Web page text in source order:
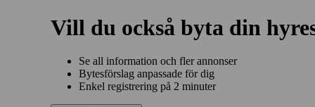
Vill du också byta din
Se all information och fler annonser
Bytesförslag anpassade för dig
Enkel registrering på 2 minuter